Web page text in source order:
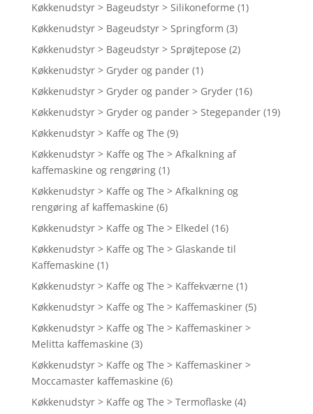
Køkkenudstyr > Bageudstyr > Silikoneforme (1)
Køkkenudstyr > Bageudstyr > Springform (3)
Køkkenudstyr > Bageudstyr > Sprøjtepose (2)
Køkkenudstyr > Gryder og pander (1)
Køkkenudstyr > Gryder og pander > Gryder (16)
Køkkenudstyr > Gryder og pander > Stegepander (19)
Køkkenudstyr > Kaffe og The (9)
Køkkenudstyr > Kaffe og The > Afkalkning af
kaffemaskine og rengøring (1)
Køkkenudstyr > Kaffe og The > Afkalkning og
rengøring af kaffemaskine (6)
Køkkenudstyr > Kaffe og The > Elkedel (16)
Køkkenudstyr > Kaffe og The > Glaskande til
Kaffemaskine (1)
Køkkenudstyr > Kaffe og The > Kaffekværne (1)
Køkkenudstyr > Kaffe og The > Kaffemaskiner (5)
Køkkenudstyr > Kaffe og The > Kaffemaskiner >
Melitta kaffemaskine (3)
Køkkenudstyr > Kaffe og The > Kaffemaskiner >
Moccamaster kaffemaskine (6)
Køkkenudstyr > Kaffe og The > Termoflaske (4)